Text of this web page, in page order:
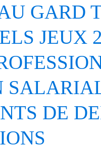
GARD
JEUX
DE